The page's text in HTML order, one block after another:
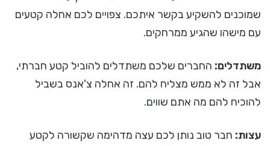
שמוכנים להשקיע בקשר איתכם. צפויים לכם אחלה קטעים
עם מישהו שהגיע ממרחקים.
משתדלים: החברים שלכם משתדלים להוביל קטע חברתי,
אבל זה לא ממש מצליח להם. זה אחלה צ'אנס בשביל
להוכיח להם מה אתם שווים.
עצות: חבר טוב נותן לכם עצה מדהימה שקשורה לקטע